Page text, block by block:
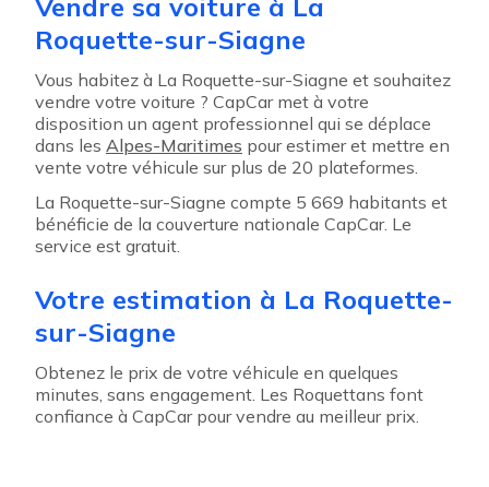
Vendre sa voiture à La
Roquette-sur-Siagne
Vous habitez à La Roquette-sur-Siagne et souhaitez
vendre votre voiture ? CapCar met à votre
disposition un agent professionnel qui se déplace
dans les Alpes-Maritimes pour estimer et mettre en
vente votre véhicule sur plus de 20 plateformes.
La Roquette-sur-Siagne compte 5 669 habitants et
bénéficie de la couverture nationale CapCar. Le
service est gratuit.
Votre estimation à La Roquette-
sur-Siagne
Obtenez le prix de votre véhicule en quelques
minutes, sans engagement. Les Roquettans font
confiance à CapCar pour vendre au meilleur prix.